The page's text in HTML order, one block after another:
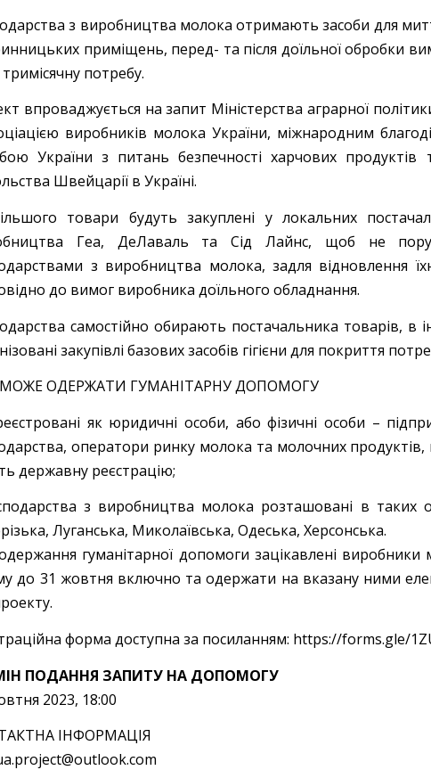
з виробництва молока отримають засоби для
приміщень, перед- та після доїльної обробки
потребу.
впроваджується на запит Міністерства аграрної
виробників молока України, міжнародним
України з питань безпечності харчових продуктів
Швейцарії в Україні.
товари будуть закуплені у локальних
Геа, ДеЛаваль та Сід Лайнс, щоб не
з виробництва молока, задля відновлення
до вимог виробника доїльного обладнання.
самостійно обирають постачальника товарів, в
закупівлі базових засобів гігієни для покриття
ОДЕРЖАТИ ГУМАНІТАРНУ ДОПОМОГУ
як юридичні особи, або фізичні особи –
оператори ринку молока та молочних
державну реєстрацію;
з виробництва молока розташовані в таких
Луганська, Миколаївська, Одеська, Херсонська.
гуманітарної допомоги зацікавлені
до 31 жовтня включно та одержати на вказану ними
форма доступна за посиланням: https://forms.gle/
ПОДАННЯ ЗАПИТУ НА ДОПОМОГУ
2023, 18:00
ІНФОРМАЦІЯ